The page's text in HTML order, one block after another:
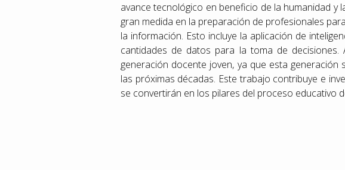
avance tecnológico en beneficio de la humanidad
gran medida en la preparación de profesionales
la información. Esto incluye la aplicación de
cantidades de datos para la toma de
generación docente joven, ya que esta
las próximas décadas. Este trabajo contribuye e
se convertirán en los pilares del proceso educativo